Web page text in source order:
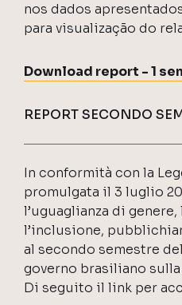
nos dados
para visualização do
Download report - 1
REPORT SECONDO
In conformità con la
promulgata il 3 luglio
l’uguaglianza di
l’inclusione,
al secondo semestre
governo brasiliano
Di seguito il link per